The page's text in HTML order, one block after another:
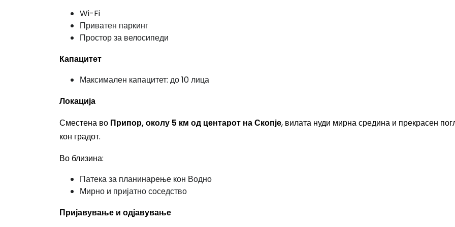
Wi-Fi
Приватен паркинг
Простор за велосипеди
Капацитет
Максимален капацитет: до 10 лица
Локација
Сместена во Припор, околу 5 км од центарот на Скопје, вилата нуди мирна средина и прекрасен
кон градот.
Во близина:
Патека за планинарење кон Водно
Мирно и пријатно соседство
Пријавување и одјавување